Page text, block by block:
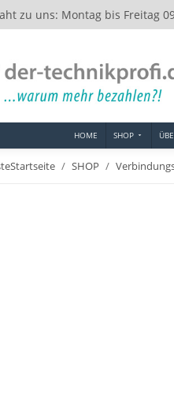
zu uns: Montag bis Freitag
HOME SHOP
Startseite SHOP